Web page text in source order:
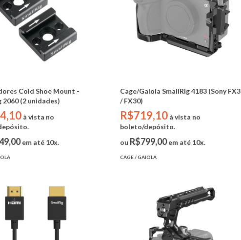
Cold Shoe Mount -
2060 (2 unidades)
à vista no
em até 10x.
Cage/Gaiola SmallRig 4183 (Sony FX3
/ FX30)
R$719,10 à vista no
boleto/depósito.
ou R$799,00em até 10x.
CAGE / GAIOLA